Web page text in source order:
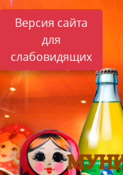
Версия сайта
для
слабовидящих